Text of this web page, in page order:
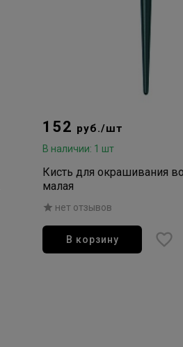
152 руб./шт
В наличии: 1 шт
Кисть для окрашивания
малая
нет отзывов
В корзину